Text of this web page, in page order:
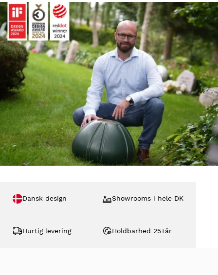
Dansk design Showrooms i hele DK
Hurtig levering Holdbarhed 25+år